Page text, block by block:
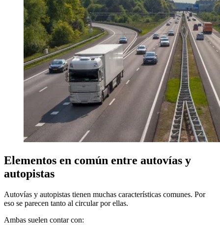
Elementos en común entre autovías y
autopistas
Autovías y autopistas tienen muchas características comunes. Por
eso se parecen tanto al circular por ellas.
Ambas suelen contar con: